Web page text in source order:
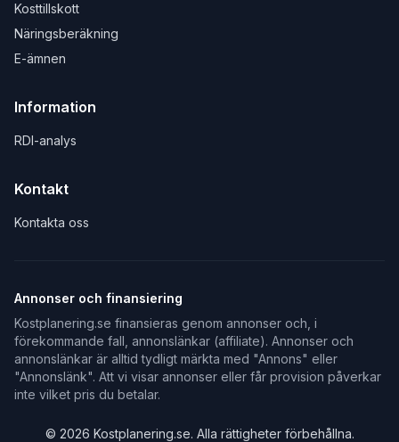
Kosttillskott
Näringsberäkning
E-ämnen
Information
RDI-analys
Kontakt
Kontakta oss
Annonser och finansiering
Kostplanering.se finansieras genom annonser och, i
förekommande fall, annonslänkar (affiliate). Annonser och
annonslänkar är alltid tydligt märkta med "Annons" eller
"Annonslänk". Att vi visar annonser eller får provision påverkar
inte vilket pris du betalar.
© 2026 Kostplanering.se. Alla rättigheter förbehållna.